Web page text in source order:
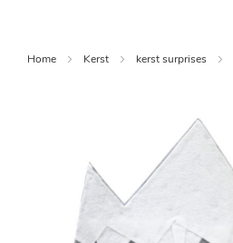
Home Kerst kerst surprises